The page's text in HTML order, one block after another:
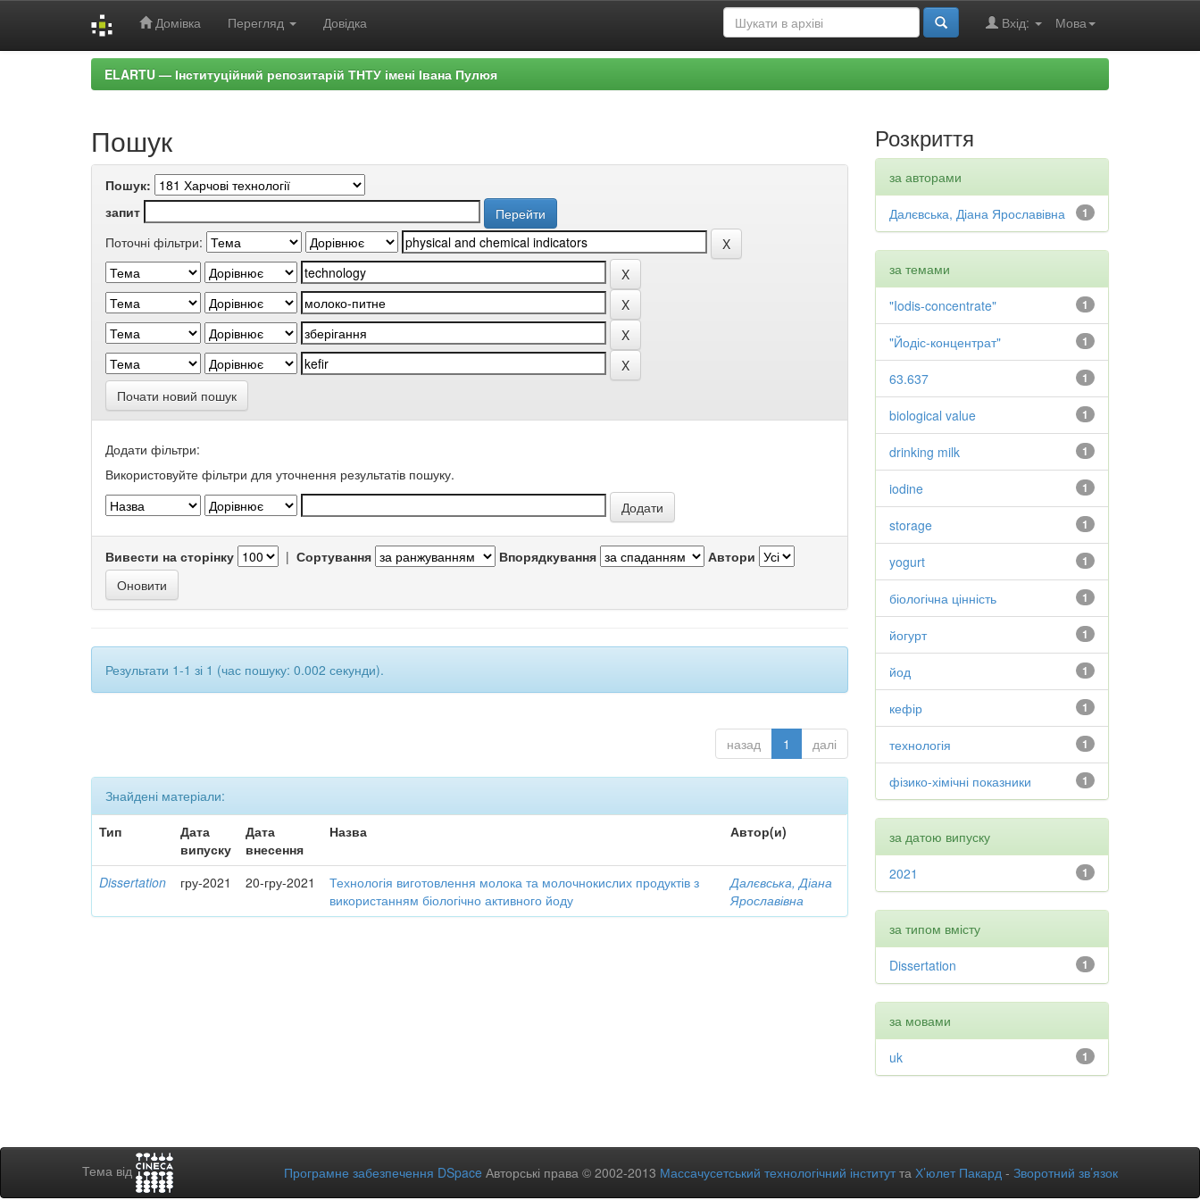
Домівка Перегляд Довідка Мова
Вхід:
ELARTU — Інституційний репозитарій ТНТУ імені Івана Пулюя
Пошук
Пошук:
запит
Поточні фільтри:
Почати новий пошук
Додати фільтри:
Використовуйте фільтри для уточнення результатів пошуку.
Вивести на сторінку | Сортування Впорядкування Автори
Результати 1-1 зі 1 (час пошуку: 0.002 секунди).
назад 1 далі
Знайдені матеріали:
Тип
Дата
випуску
Дата
внесення
Назва Автор(и)
Dissertation гру-2021 20-гру-2021
Технологія виготовлення молока та молочнокислих продуктів з
використанням біологічно активного йоду
Далєвська, Діана
Ярославівна
Розкриття
за авторами
1
Далєвська, Діана Ярославівна
за темами
1
"Iodis-concentrate"
1
"Йодіс-концентрат"
1
63.637
1
biological value
1
drinking milk
1
iodine
1
storage
1
yogurt
1
біологічна цінність
1
йогурт
1
йод
1
кефір
1
технологія
1
фізико-хімічні показники
за датою випуску
1
2021
за типом вмісту
1
Dissertation
за мовами
1
uk
Тема від Програмне забезпечення DSpace Авторські права © 2002-2013 Массачусетський технологічний інститутта Х’юлет Пакард - Зворотний зв’язок